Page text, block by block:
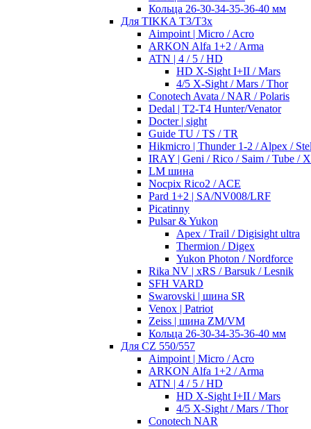
Кольца 26-30-34-35-36-40 мм
Для TIKKA T3/T3x
Aimpoint | Micro / Acro
ARKON Alfa 1+2 / Arma
ATN | 4 / 5 / HD
HD X-Sight I+II / Mars
4/5 X-Sight / Mars / Thor
Conotech Avata / NAR / Polaris
Dedal | T2-T4 Hunter/Venator
Docter | sight
Guide TU / TS / TR
Hikmicro | Thunder 1-2 / Alpex /
IRAY | Geni / Rico / Saim / Tube /
LM шина
Nocpix Rico2 / ACE
Pard 1+2 | SA/NV008/LRF
Picatinny
Pulsar & Yukon
Apex / Trail / Digisight ultra
Thermion / Digex
Yukon Photon / Nordforce
Rika NV | xRS / Barsuk / Lesnik
SFH VARD
Swarovski | шина SR
Venox | Patriot
Zeiss | шина ZM/VM
Кольца 26-30-34-35-36-40 мм
Для CZ 550/557
Aimpoint | Micro / Acro
ARKON Alfa 1+2 / Arma
ATN | 4 / 5 / HD
HD X-Sight I+II / Mars
4/5 X-Sight / Mars / Thor
Conotech NAR